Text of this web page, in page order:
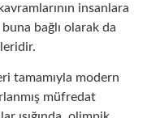
insanlara
bağlı olarak da
tamamıyla modern
müfredat